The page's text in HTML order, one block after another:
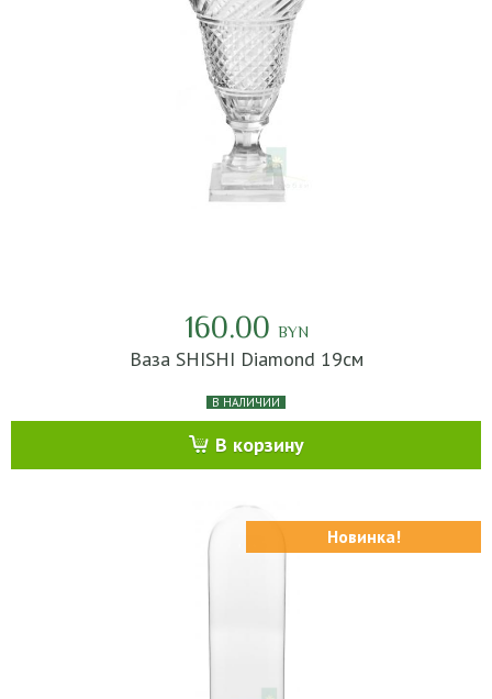
160.00 BYN
Ваза SHISHI Diamond 19см
В НАЛИЧИИ
В корзину
Новинка!